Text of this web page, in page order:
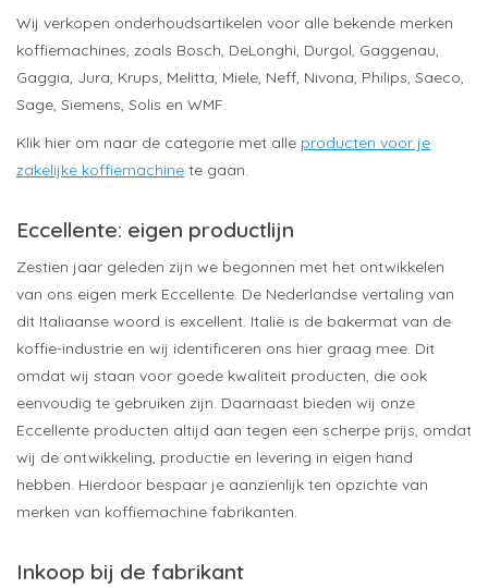
Wij verkopen onderhoudsartikelen voor alle bekende merken
koffiemachines, zoals Bosch, DeLonghi, Durgol, Gaggenau,
Gaggia, Jura, Krups, Melitta, Miele, Neff, Nivona, Philips, Saeco,
Sage, Siemens, Solis en WMF.
Klik hier om naar de categorie met alle producten voor je
zakelijke koffiemachine te gaan.
Eccellente: eigen productlijn
Zestien jaar geleden zijn we begonnen met het ontwikkelen
van ons eigen merk Eccellente. De Nederlandse vertaling van
dit Italiaanse woord is excellent. Italië is de bakermat van de
koffie-industrie en wij identificeren ons hier graag mee. Dit
omdat wij staan voor goede kwaliteit producten, die ook
eenvoudig te gebruiken zijn. Daarnaast bieden wij onze
Eccellente producten altijd aan tegen een scherpe prijs, omdat
wij de ontwikkeling, productie en levering in eigen hand
hebben. Hierdoor bespaar je aanzienlijk ten opzichte van
merken van koffiemachine fabrikanten.
Inkoop bij de fabrikant